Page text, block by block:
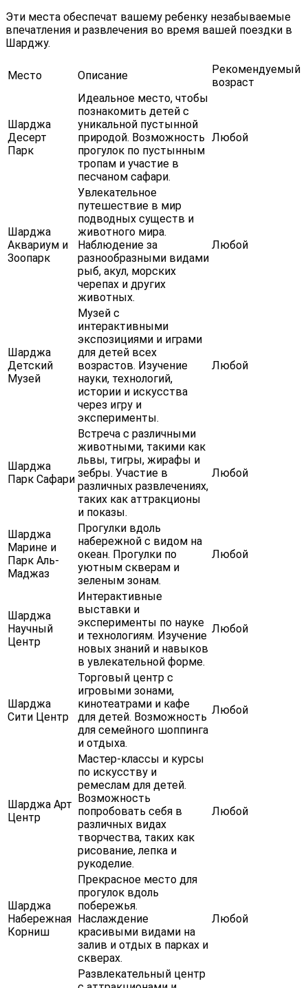
Эти места обеспечат вашему ребенку незабываемые
впечатления и развлечения во время вашей поездки в
Шарджу.
Место Описание
Рекомендуемый
возраст
Шарджа
Десерт
Парк
Идеальное место, чтобы
познакомить детей с
уникальной пустынной
природой. Возможность
прогулок по пустынным
тропам и участие в
песчаном сафари.
Любой
Шарджа
Аквариум и
Зоопарк
Увлекательное
путешествие в мир
подводных существ и
животного мира.
Наблюдение за
разнообразными видами
рыб, акул, морских
черепах и других
животных.
Любой
Шарджа
Детский
Музей
Музей с
интерактивными
экспозициями и играми
для детей всех
возрастов. Изучение
науки, технологий,
истории и искусства
через игру и
эксперименты.
Любой
Шарджа
Парк Сафари
Встреча с различными
животными, такими как
львы, тигры, жирафы и
зебры. Участие в
различных развлечениях,
таких как аттракционы
и показы.
Любой
Шарджа
Марине и
Парк Аль-
Маджаз
Прогулки вдоль
набережной с видом на
океан. Прогулки по
уютным скверам и
зеленым зонам.
Любой
Шарджа
Научный
Центр
Интерактивные
выставки и
эксперименты по науке
и технологиям. Изучение
новых знаний и навыков
в увлекательной форме.
Любой
Шарджа
Сити Центр
Торговый центр с
игровыми зонами,
кинотеатрами и кафе
для детей. Возможность
для семейного шоппинга
и отдыха.
Любой
Шарджа Арт
Центр
Мастер-классы и курсы
по искусству и
ремеслам для детей.
Возможность
попробовать себя в
различных видах
творчества, таких как
рисование, лепка и
рукоделие.
Любой
Шарджа
Набережная
Корниш
Прекрасное место для
прогулок вдоль
побережья.
Наслаждение
красивыми видами на
залив и отдых в парках и
скверах.
Любой
Развлекательный центр